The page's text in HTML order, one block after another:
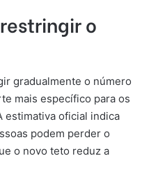
o
gradualmente o número
mais específico para os
estimativa oficial indica
podem perder o
o novo teto reduz a